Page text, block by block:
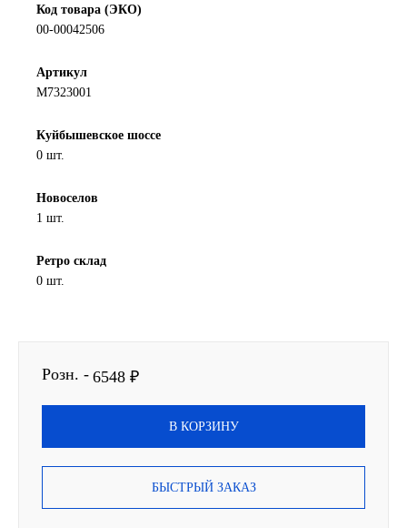
MOBIL
OIL RIGHT
Petro Canada
REPSOL
SINTEC
TOTAL
Valvoline
ZIC
Код товара (ЭКО)
00-00042506
Артикул
М7323001
Куйбышевское шоссе
0 шт.
Новоселов
1 шт.
Ретро склад
0 шт.
Розн. - 6548 ₽
В КОРЗИНУ
БЫСТРЫЙ ЗАКАЗ